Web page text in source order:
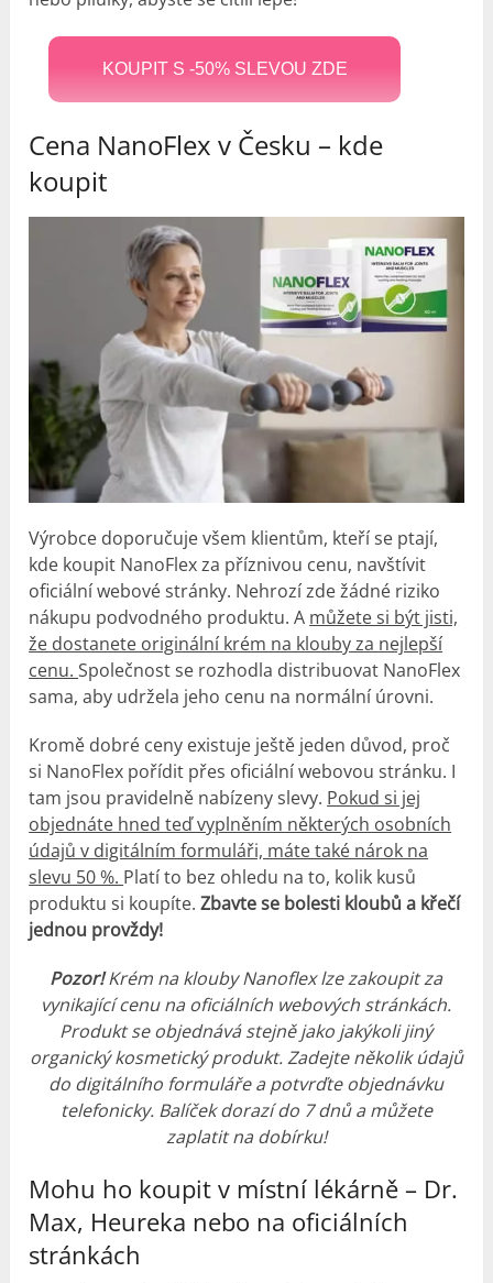
KOUPIT S -50% SLEVOU ZDE
Cena NanoFlex v Česku – kde
koupit
Výrobce doporučuje všem klientům, kteří se ptají,
kde koupit NanoFlex za příznivou cenu, navštívit
oficiální webové stránky. Nehrozí zde žádné riziko
nákupu podvodného produktu. A můžete si být jisti,
že dostanete originální krém na klouby za nejlepší
cenu.Společnost se rozhodla distribuovat NanoFlex
sama, aby udržela jeho cenu na normální úrovni.
Kromě dobré ceny existuje ještě jeden důvod, proč
si NanoFlex pořídit přes oficiální webovou stránku. I
tam jsou pravidelně nabízeny slevy. Pokud si jej
objednáte hned teď vyplněním některých osobních
údajů v digitálním formuláři, máte také nárok na
slevu 50 %. Platí to bez ohledu na to, kolik kusů
produktu si koupíte.Zbavte se bolesti kloubů a křečí
jednou provždy!
Pozor!Krém na klouby Nanoflex lze zakoupit za
vynikající cenu na oficiálních webových stránkách.
Produkt se objednává stejně jako jakýkoli jiný
organický kosmetický produkt. Zadejte několik údajů
do digitálního formuláře a potvrďte objednávku
telefonicky. Balíček dorazí do 7 dnů a můžete
zaplatit na dobírku!
Mohu ho koupit v místní lékárně – Dr.
Max, Heureka nebo na oficiálních
stránkách